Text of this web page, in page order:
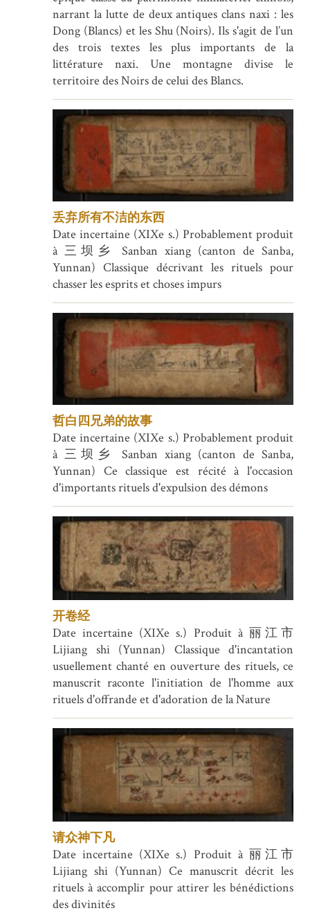
narrant la lutte de deux antiques clans naxi : les
Dong (Blancs) et les Shu (Noirs). Ils s'agit de l’un
des trois textes les plus importants de la
littérature naxi. Une montagne divise le
territoire des Noirs de celui des Blancs.
丢弃所有不洁的东西
Date incertaine (XIXe s.) Probablement produit
à 三坝乡 Sanban xiang (canton de Sanba,
Yunnan) Classique décrivant les rituels pour
chasser les esprits et choses impurs
哲白四兄弟的故事
Date incertaine (XIXe s.) Probablement produit
à 三坝乡 Sanban xiang (canton de Sanba,
Yunnan) Ce classique est récité à l'occasion
d'importants rituels d'expulsion des démons
开卷经
Date incertaine (XIXe s.) Produit à 丽江市
Lijiang shi (Yunnan) Classique d'incantation
usuellement chanté en ouverture des rituels, ce
manuscrit raconte l'initiation de l'homme aux
rituels d'offrande et d'adoration de la Nature
请众神下凡
Date incertaine (XIXe s.) Produit à 丽江市
Lijiang shi (Yunnan) Ce manuscrit décrit les
rituels à accomplir pour attirer les bénédictions
des divinités